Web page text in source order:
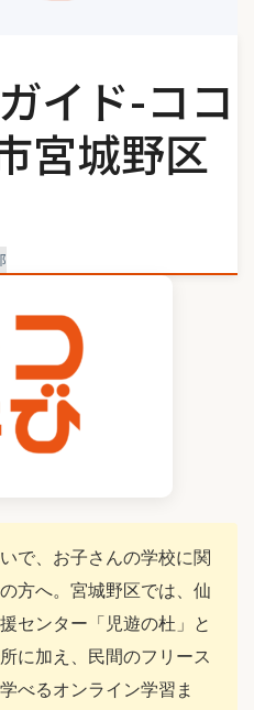
イド-ココ
宮城野区
で、お子さんの学校に関
方へ。宮城野区では、仙
センター「児遊の杜」と
に加え、民間のフリース
べるオンライン学習ま